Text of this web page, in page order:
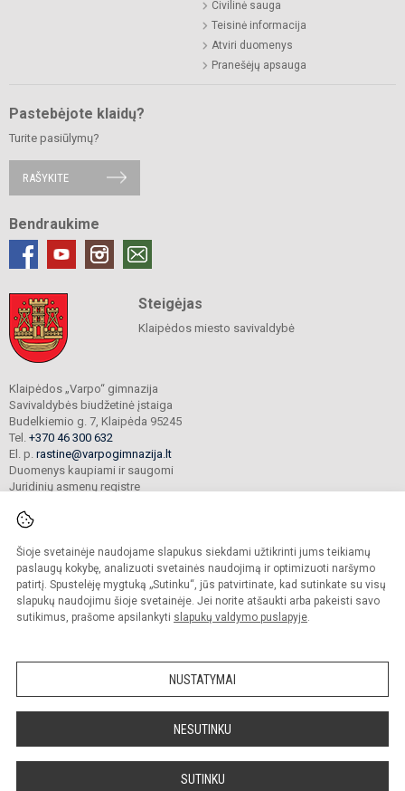
Šioje svetainėje naudojame slapukus siekdami užtikrinti jums teikiamų
paslaugų kokybę, analizuoti svetainės naudojimą ir optimizuoti naršymo
patirtį. Spustelėję mygtuką „Sutinku“, jūs patvirtinate, kad sutinkate su visų
slapukų naudojimu šioje svetainėje. Jei norite atšaukti arba pakeisti savo
sutikimus, prašome apsilankyti slapukų valdymo puslapyje.
NUSTATYMAI
NESUTINKU
SUTINKU
Civilinė sauga
Teisinė informacija
Atviri duomenys
Pranešėjų apsauga
Pastebėjote klaidų?
Turite pasiūlymų?
RAŠYKITE
Bendraukime
Steigėjas
Klaipėdos miesto savivaldybė
Klaipėdos „Varpo“ gimnazija
Savivaldybės biudžetinė įstaiga
Budelkiemio g. 7, Klaipėda 95245
Tel. +370 46 300 632
El. p. rastine@varpogimnazija.lt
Duomenys kaupiami ir saugomi
Juridinių asmenų registre
© 2025. Klaipėdos „Varpo“ gimnazija. Visos teisės saugomos.
Kopijuoti turinį be raštiško įstaigos administracijos sutikimo griežtai draudžiama.
Prieinamumo paraiška Slapukų valdymas